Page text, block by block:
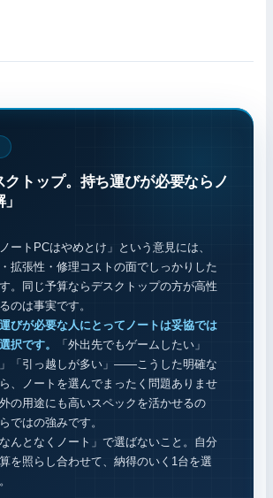
クトップ。持ち運びが必要ならノ
ートPCはやめとけ」という意見には、
拡張性・修理コストの面でしっかりした
。同じ予算ならデスクトップの方が高性
のは事実です。
びが必要な人にとってノートは妥協では
択です。
「外出先でもゲームしたい」
」「引っ越しが多い」——こうした明確な
、ノートを選んでまったく問題ありませ
の用途にも高いスペックを活かせるの
ではの強みです。
んとなくノート」で選ばないこと。自分
を照らし合わせて、納得のいく1台を選